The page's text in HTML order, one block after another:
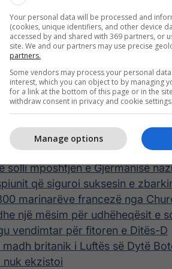
i ndjeshëm për
gjatë Luftës së Dytë
të vëzhgimit që e dallonte
të përcillte si brutalitetin ashtu
të gjalla, të përqendruara
sesa te lëvizjet e
solli mposhtjen e Gjermanisë
që siguroi suksesin e
marinarëve francezë nga
një mësim për udhëheqësit e
vendimtar për fitoren e Ditës-D
britanik i Luftës së Dytë
nuk ekzistoi
Your personal data will be processed and
(cookies, unique identifiers, and other device
accessed by and shared with 369 partners, or
site. We and our partners may use precise
partners.
Some vendors may process your personal
interest, which you can object to by managing
for a link at the bottom of this page or in the
withdraw consent in privacy and cookie settings.
Manage options